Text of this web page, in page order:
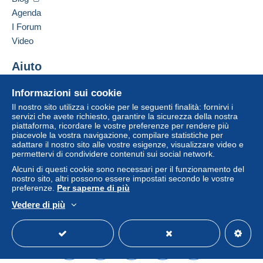
Un pagamento non effettuato tramite
pagamento integrato nel sito
dell'acquirente.
clausole relative al pagamento, queste sono da
considerarsi nulle e non dovute. Le condizioni di
pagamento del sito Delcampe, definite nelle
condizioni d'uso, sono le uniche applicabili.
Gli acquisti devono essere pagati entro14 giorni
venditore.
Garanzia:
Diritto di recesso
dell'acquirente.
Per conoscere i termini per il reso e per il rimborso
consulta la Carta Delcampe
Italia
Aggiungere questo venditore ai preferiti
Contattare il venditore
Informazioni sui cookie
Il nostro sito utilizza i cookie per le seguenti finalità: fornirvi i
servizi che avete richiesto, garantire la sicurezza della nostra
piattaforma, ricordare le vostre preferenze per rendere più
piacevole la vostra navigazione, compilare statistiche per
adattare il nostro sito alle vostre esigenze, visualizzare video e
permettervi di condividere contenuti sui social network.
Alcuni di questi cookie sono necessari per il funzionamento del
nostro sito, altri possono essere impostati secondo le vostre
preferenze. Per saperne di più
Vedere di più
Agenda
I Forum
Video
Aiuto
Acquistare su Delcampe
Vendere su Delcampe
Un sito sicuro